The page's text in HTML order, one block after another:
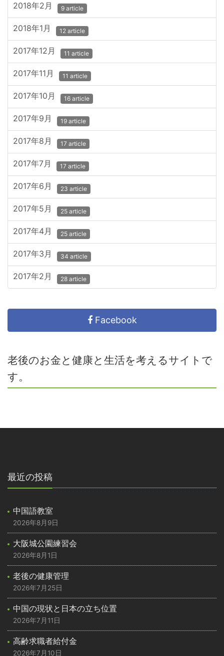
2018年2月 9 article
2018年1月 12 article
2017年12月 11 article
2017年11月 11 article
2017年10月 16 article
2017年9月 19 article
2017年8月 17 article
2017年7月 17 article
2017年6月 23 article
2017年5月 25 article
2017年4月 25 article
2017年3月 34 article
2017年2月 28 article
Facebook
老後のお金と健康と生活を考えるサイトで
す。
最近の投稿
中国語教室
2026年8月9日
大阪城公園練習会
2026年8月1日
老後の健康管理
2026年7月25日
中国の現状と日本の立ち位置
2026年7月11日
高齢求職者給付金
2026年7月10日